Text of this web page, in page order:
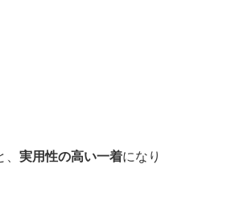
実用性の高い一着になり